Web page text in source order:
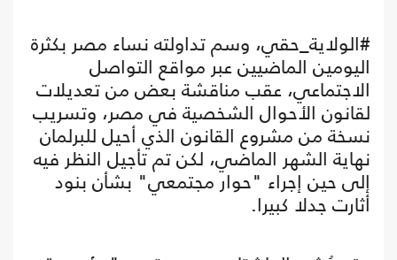
#الولاية_حقي، وسم تداولته نساء مصر بكثرة
اليومين الماضيين عبر مواقع التواصل
الاجتماعي، عقب مناقشة بعض من تعديلات
لقانون الأحوال الشخصية في مصر، وتسريب
نسخة من مشروع القانون الذي أحيل للبرلمان
نهاية الشهر الماضي، لكن تم تأجيل النظر فيه
إلى حين إجراء "حوار مجتمعي" بشأن بنود
أثارت جدلا كبيرا.